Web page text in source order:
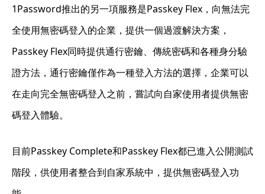
1Password推出的另一項服務是Passkey Flex，向無法完
全使用無密碼登入的企業，提供一個過渡解決方案，
Passkey Flex同時提供通行密鑰、傳統密碼和各種身分驗
證方法，通行密鑰僅作為一種登入方法的選擇，企業可以
在走向完全無密碼登入之前，嘗試向自家使用者提供無密
碼登入體驗。
目前Passkey Complete和Passkey Flex都已進入公開測試
階段，供使用者整合到自家系統中，提供無密碼登入功